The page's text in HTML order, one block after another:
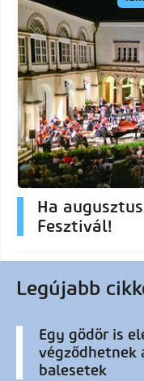
Ha
Fesztivál!
Legújabb
Egy gödör is
végződhetnek
balesetek